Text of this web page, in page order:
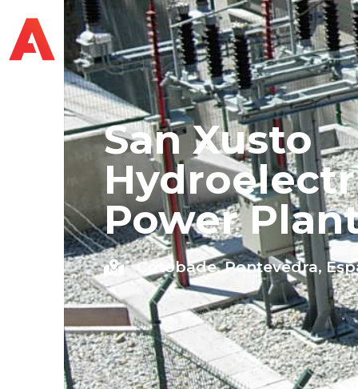
San Xusto
Power
Cotobade, Pontevedra,